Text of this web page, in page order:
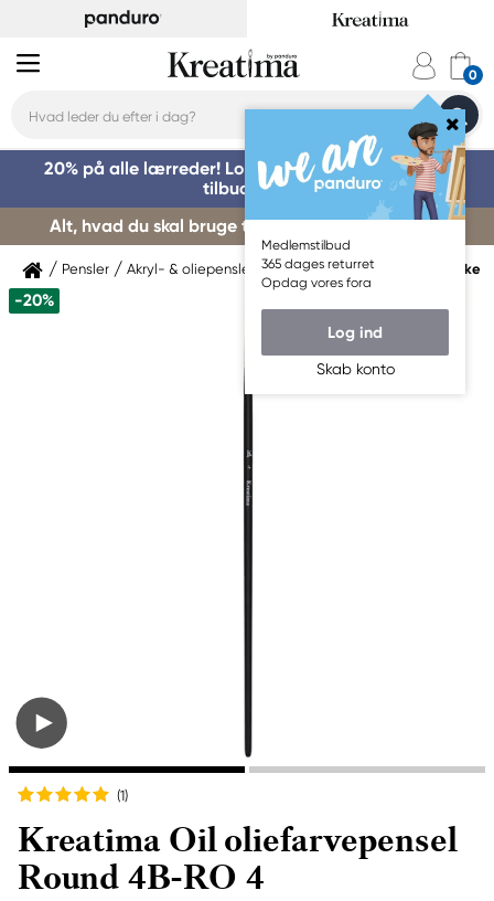
Medlemstilbud
365 dages returret
Opdag vores fora
Log ind
Skab konto
20% på alle lærreder! Log på for at benytte dig af
tilbuddet »
Alt, hvad du skal bruge til kursusstart – køb her »
Pensler Akryl- & oliepensler Akryl- & oliepensler Syntetiske
-20%
(1)
Kreatima Oil oliefarvepensel
Round 4B-RO 4